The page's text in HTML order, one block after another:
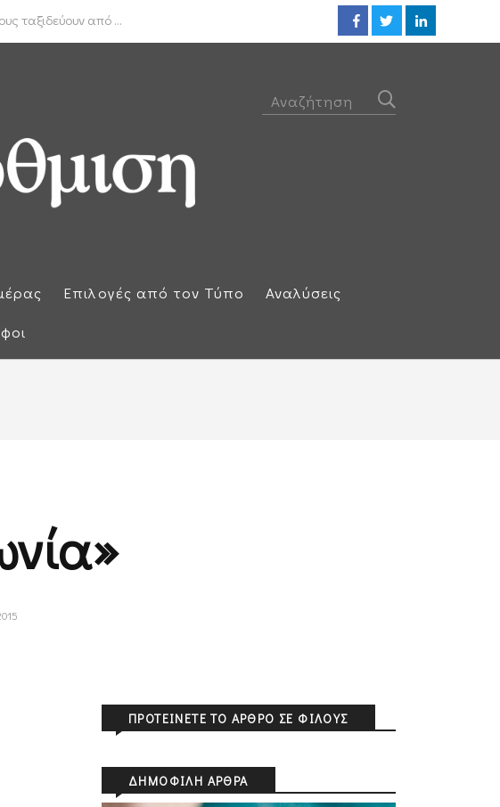
ταξιδεύουν από ...
το αρχείο η ... ΟΟΣΑ: Στην τελευταία θέση η
Επιλογές από τον Τύπο
Αναλύσεις
ΠΡΟΤΕΊΝΕΤΕ ΤΟ ΆΡΘΡΟ ΣΕ ΦΊΛΟΥΣ
ΔΗΜΟΦΙΛΉ ΆΡΘΡΑ